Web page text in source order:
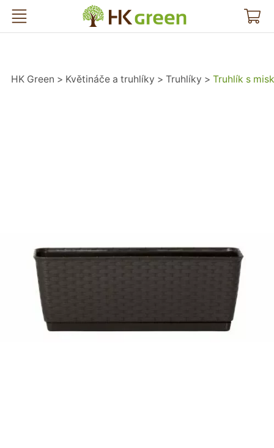
HK Green
HK Green Květináče a truhlíky Truhlíky Truhlík s